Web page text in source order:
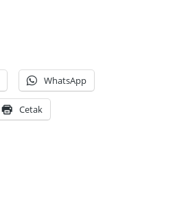
WhatsApp
Cetak